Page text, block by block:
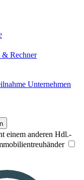
& Rechner
Unternehmen
einem anderen Hdl.-